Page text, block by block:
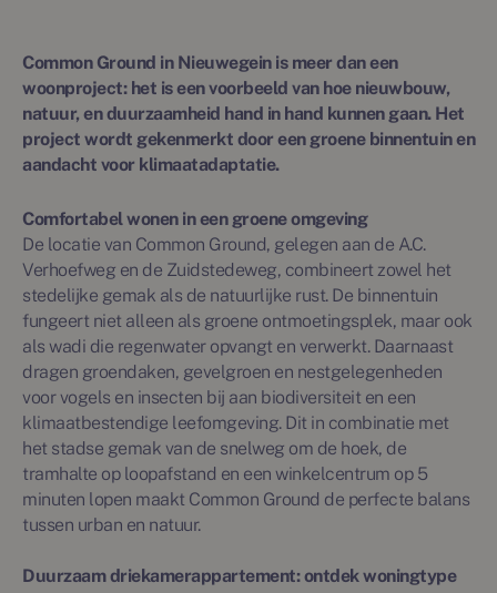
Common Ground in Nieuwegein is meer dan een
woonproject: het is een voorbeeld van hoe nieuwbouw,
natuur, en duurzaamheid hand in hand kunnen gaan. Het
project wordt gekenmerkt door een groene binnentuin en
aandacht voor klimaatadaptatie.
Comfortabel wonen in een groene omgeving
De locatie van Common Ground, gelegen aan de A.C.
Verhoefweg en de Zuidstedeweg, combineert zowel het
stedelijke gemak als de natuurlijke rust. De binnentuin
fungeert niet alleen als groene ontmoetingsplek, maar ook
als wadi die regenwater opvangt en verwerkt. Daarnaast
dragen groendaken, gevelgroen en nestgelegenheden
voor vogels en insecten bij aan biodiversiteit en een
klimaatbestendige leefomgeving. Dit in combinatie met
het stadse gemak van de snelweg om de hoek, de
tramhalte op loopafstand en een winkelcentrum op 5
minuten lopen maakt Common Ground de perfecte balans
tussen urban en natuur.
Duurzaam driekamerappartement: ontdek woningtype